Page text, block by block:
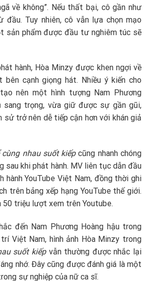
về không”. Nếu thất bại, cô gần như
Tuy nhiên, cô vẫn lựa chọn mạo
sản phẩm được đầu tư nghiêm túc sẽ
hành, Hòa Minzy được khen ngợi về
bên cạnh giọng hát. Nhiều ý kiến cho
nên một hình tượng Nam Phương
sang trọng, vừa giữ được sự gần gũi,
sử trở nên dễ tiếp cận hơn với khán giả
cùng nhau suốt kiếpcũng nhanh chóng
sau khi phát hành. MV liên tục dẫn đầu
hành YouTube Việt Nam, đồng thời ghi
trên bảng xếp hạng YouTube thế giới.
50 triệu lượt xem trên Youtube.
đến Nam Phương Hoàng hậu trong
Việt Nam, hình ảnh Hòa Minzy trong
suốt kiếpvẫn thường được nhắc lại
nhớ. Đây cũng được đánh giá là một
sự nghiệp của nữ ca sĩ.